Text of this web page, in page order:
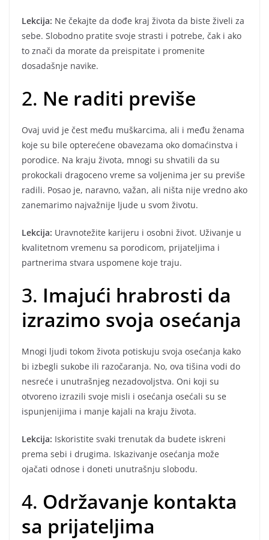
Lekcija: Ne čekajte da dođe kraj života da biste živeli za
sebe. Slobodno pratite svoje strasti i potrebe, čak i ako
to znači da morate da preispitate i promenite
dosadašnje navike.
2. Ne raditi previše
Ovaj uvid je čest među muškarcima, ali i među ženama
koje su bile opterećene obavezama oko domaćinstva i
porodice. Na kraju života, mnogi su shvatili da su
prokockali dragoceno vreme sa voljenima jer su previše
radili. Posao je, naravno, važan, ali ništa nije vredno ako
zanemarimo najvažnije ljude u svom životu.
Lekcija: Uravnotežite karijeru i osobni život. Uživanje u
kvalitetnom vremenu sa porodicom, prijateljima i
partnerima stvara uspomene koje traju.
3. Imajući hrabrosti da
izrazimo svoja osećanja
Mnogi ljudi tokom života potiskuju svoja osećanja kako
bi izbegli sukobe ili razočaranja. No, ova tišina vodi do
nesreće i unutrašnjeg nezadovoljstva. Oni koji su
otvoreno izrazili svoje misli i osećanja osećali su se
ispunjenijima i manje kajali na kraju života.
Lekcija: Iskoristite svaki trenutak da budete iskreni
prema sebi i drugima. Iskazivanje osećanja može
ojačati odnose i doneti unutrašnju slobodu.
4. Održavanje kontakta
sa prijateljima